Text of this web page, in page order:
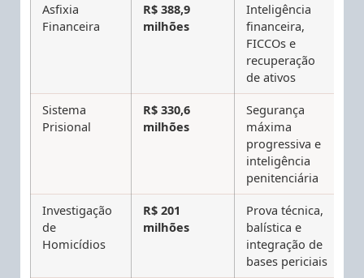
Asfixia
Financeira
R$ 388,9
milhões
Inteligência
financeira,
FICCOs e
recuperação
de ativos
Sistema
Prisional
R$ 330,6
milhões
Segurança
máxima
progressiva e
inteligência
penitenciária
Investigação
de
Homicídios
R$ 201
milhões
Prova técnica,
balística e
integração de
bases periciais